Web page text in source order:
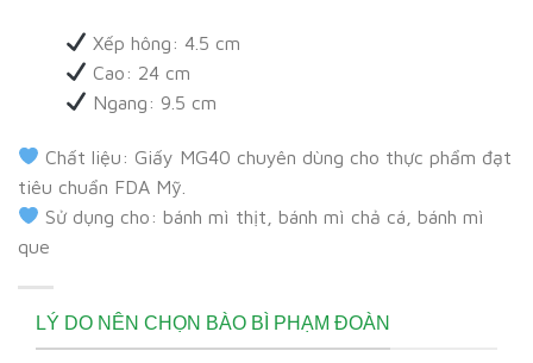
Xếp hông: 4.5 cm
Cao: 24 cm
Ngang: 9.5 cm
Chất liệu: Giấy MG40 chuyên dùng cho thực phẩm đạt
tiêu chuẩn FDA Mỹ.
Sử dụng cho: bánh mì thịt, bánh mì chả cá, bánh mì
que
LÝ DO NÊN CHỌN BÀO BÌ PHẠM ĐOÀN